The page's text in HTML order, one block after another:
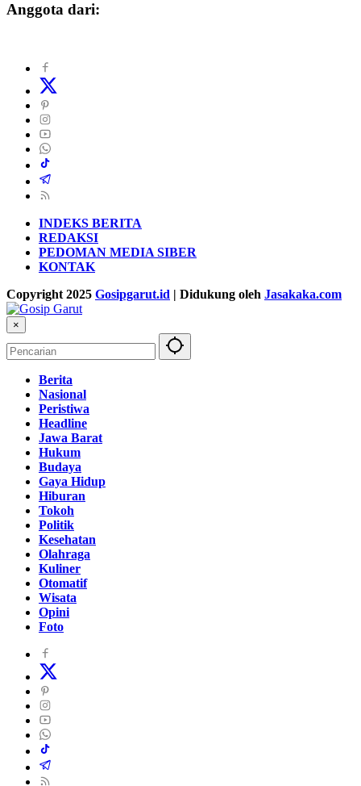
Anggota dari:
INDEKS BERITA
REDAKSI
PEDOMAN MEDIA SIBER
KONTAK
Copyright 2025 Gosipgarut.id | Didukung oleh Jasakaka.com
×
Berita
Nasional
Peristiwa
Headline
Jawa Barat
Hukum
Budaya
Gaya Hidup
Hiburan
Tokoh
Politik
Kesehatan
Olahraga
Kuliner
Otomatif
Wisata
Opini
Foto